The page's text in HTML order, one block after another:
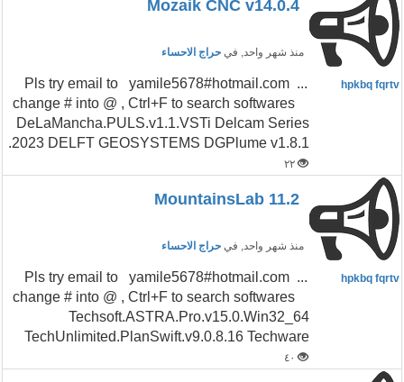
منذ شهر واحد, في حراج الاحساء
hpkbq fqrtv
...Pls try email to yamile5678#hotmail.com
change # into @ , Ctrl+F to search softwares
DeLaMancha.PULS.v1.1.VSTi Delcam Series
2023 DELFT GEOSYSTEMS DGPlume v1.8.1.
٢٢
منذ شهر واحد, في حراج الاحساء
hpkbq fqrtv
...Pls try email to yamile5678#hotmail.com
change # into @ , Ctrl+F to search softwares
Techsoft.ASTRA.Pro.v15.0.Win32_64
TechUnlimited.PlanSwift.v9.0.8.16 Techware
٤٠